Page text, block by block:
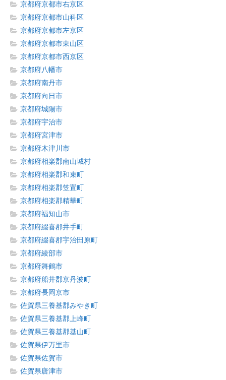
京都府京都市右京区
京都府京都市山科区
京都府京都市左京区
京都府京都市東山区
京都府京都市西京区
京都府八幡市
京都府南丹市
京都府向日市
京都府城陽市
京都府宇治市
京都府宮津市
京都府木津川市
京都府相楽郡南山城村
京都府相楽郡和束町
京都府相楽郡笠置町
京都府相楽郡精華町
京都府福知山市
京都府綴喜郡井手町
京都府綴喜郡宇治田原町
京都府綾部市
京都府舞鶴市
京都府船井郡京丹波町
京都府長岡京市
佐賀県三養基郡みやき町
佐賀県三養基郡上峰町
佐賀県三養基郡基山町
佐賀県伊万里市
佐賀県佐賀市
佐賀県唐津市